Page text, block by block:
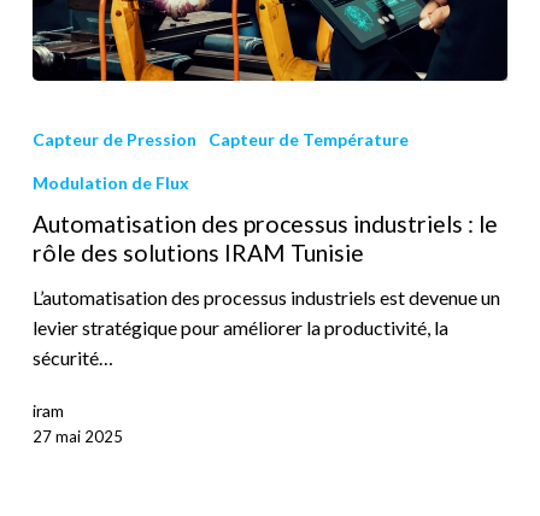
Capteur de Pression Capteur de Température
Modulation de Flux
Automatisation des processus industriels : le
rôle des solutions IRAM Tunisie
L’automatisation des processus industriels est devenue un
levier stratégique pour améliorer la productivité, la
sécurité…
iram
27 mai 2025